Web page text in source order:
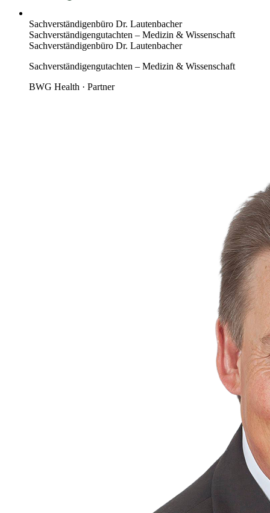
Sachverständigenbüro Dr. Lautenbacher
Sachverständigengutachten – Medizin & Wissenschaft
Sachverständigenbüro Dr. Lautenbacher
Sachverständigengutachten – Medizin & Wissenschaft
BWG Health · Partner